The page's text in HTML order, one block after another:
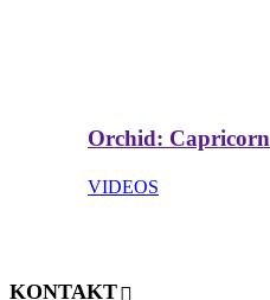
Orchid: Capricorn
VIDEOS
KONTAKT